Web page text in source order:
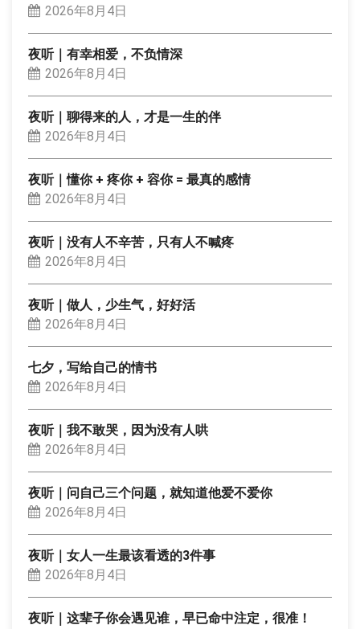
2026年8月4日
夜听｜有幸相爱，不负情深
2026年8月4日
夜听｜聊得来的人，才是一生的伴
2026年8月4日
夜听｜懂你 + 疼你 + 容你 = 最真的感情
2026年8月4日
夜听｜没有人不辛苦，只有人不喊疼
2026年8月4日
夜听｜做人，少生气，好好活
2026年8月4日
七夕，写给自己的情书
2026年8月4日
夜听｜我不敢哭，因为没有人哄
2026年8月4日
夜听｜问自己三个问题，就知道他爱不爱你
2026年8月4日
夜听｜女人一生最该看透的3件事
2026年8月4日
夜听｜这辈子你会遇见谁，早已命中注定，很准！